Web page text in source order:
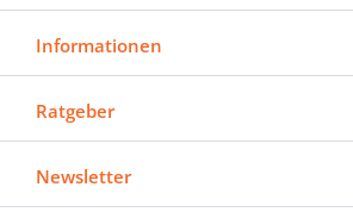
Informationen
Ratgeber
Newsletter